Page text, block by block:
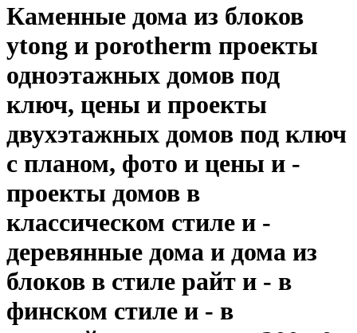
Каменные дома из блоков
ytong и porotherm проекты
одноэтажных домов под
ключ, цены и проекты
двухэтажных домов под ключ
с планом, фото и цены и -
проекты домов в
классическом стиле и -
деревянные дома и дома из
блоков в стиле райт и - в
финском стиле и - в